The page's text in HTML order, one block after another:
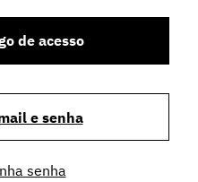
de acesso
e senha
senha